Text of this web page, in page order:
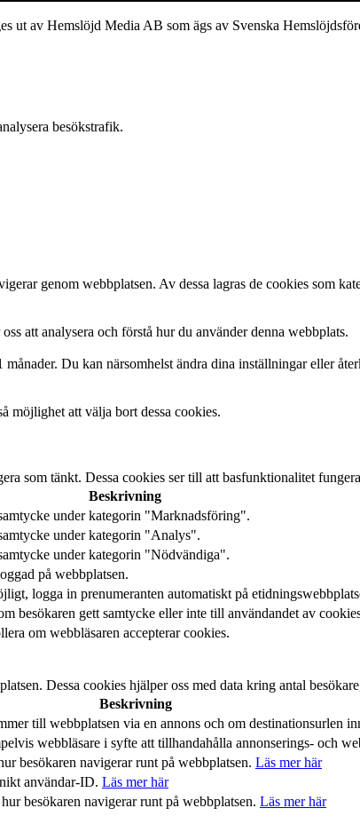
ut av Hemslöjd Media AB som ägs av Svenska
besökstrafik.
genom webbplatsen. Av dessa lagras de cookies som
att analysera och förstå hur du använder denna webbplats.
Du kan närsomhelst ändra dina inställningar eller
möjlighet att välja bort dessa cookies.
som tänkt. Dessa cookies ser till att basfunktionalitet
Beskrivning
under kategorin "Marknadsföring".
under kategorin "Analys".
under kategorin "Nödvändiga".
på webbplatsen.
logga in prenumeranten automatiskt på
besökaren gett samtycke eller inte till användandet av
om webbläsaren accepterar cookies.
Dessa cookies hjälper oss med data kring antal
Beskrivning
till webbplatsen via en annons och om destinationsurlen
webbläsare i syfte att tillhandahålla annonserings- och
besökaren navigerar runt på webbplatsen. Läs mer här
användar-ID. Läs mer här
besökaren navigerar runt på webbplatsen. Läs mer här